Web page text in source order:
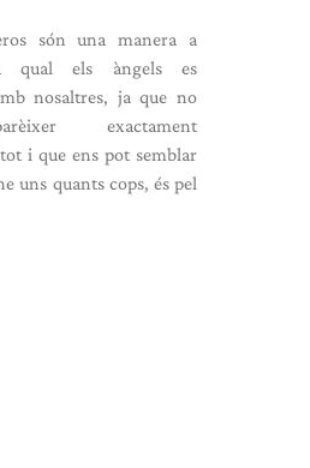
són una manera a
qual els àngels es
nosaltres, ja que no
exactament
i que ens pot semblar
uns quants cops, és pel